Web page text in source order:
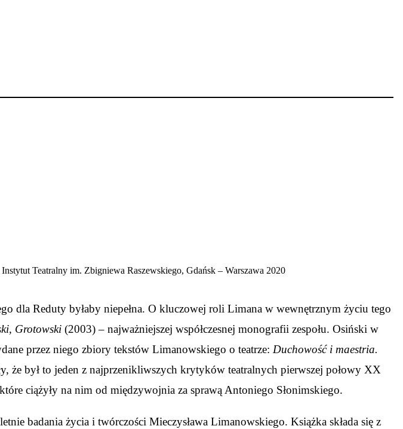
Instytut Teatralny im. Zbigniewa Raszewskiego, Gdańsk – Warszawa 2020
dla Reduty byłaby niepełna. O kluczowej roli Limana w wewnętrznym życiu tego
Grotowski (2003) – najważniejszej współczesnej monografii zespołu. Osiński w
przez niego zbiory tekstów Limanowskiego o teatrze: Duchowość i maestria.
że był to jeden z najprzenikliwszych krytyków teatralnych pierwszej połowy XX
ciążyły na nim od międzywojnia za sprawą Antoniego Słonimskiego.
badania życia i twórczości Mieczysława Limanowskiego. Książka składa się z